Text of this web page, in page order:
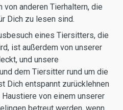
anderen Tierhaltern, die
Dich zu lesen sind.
eines Tiersitters, die
ist außerdem von unserer
und unsere
dem Tiersitter rund um die
Dich entspannt zurücklehnen
von einem unserer